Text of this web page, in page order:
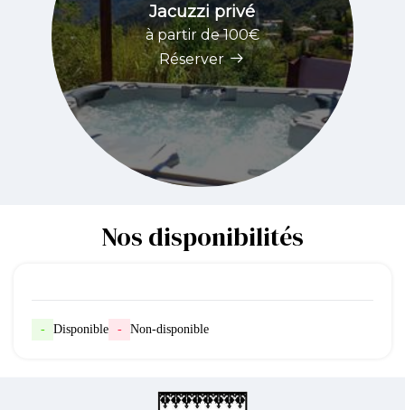
Jacuzzi privé
à partir de 100€
Réserver
Nos disponibilités
- Disponible - Non-disponible